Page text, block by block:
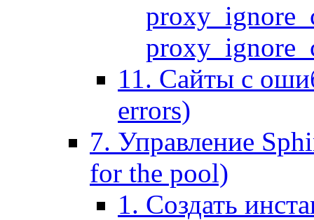
11. Сайты с
errors)
7. Управление
for the pool)
1. Создать